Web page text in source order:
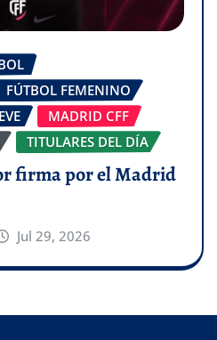
FÚTBOL FEMENINO
MADRID CFF
TITULARES DEL DÍA
firma por el Madrid
Jul 29, 2026